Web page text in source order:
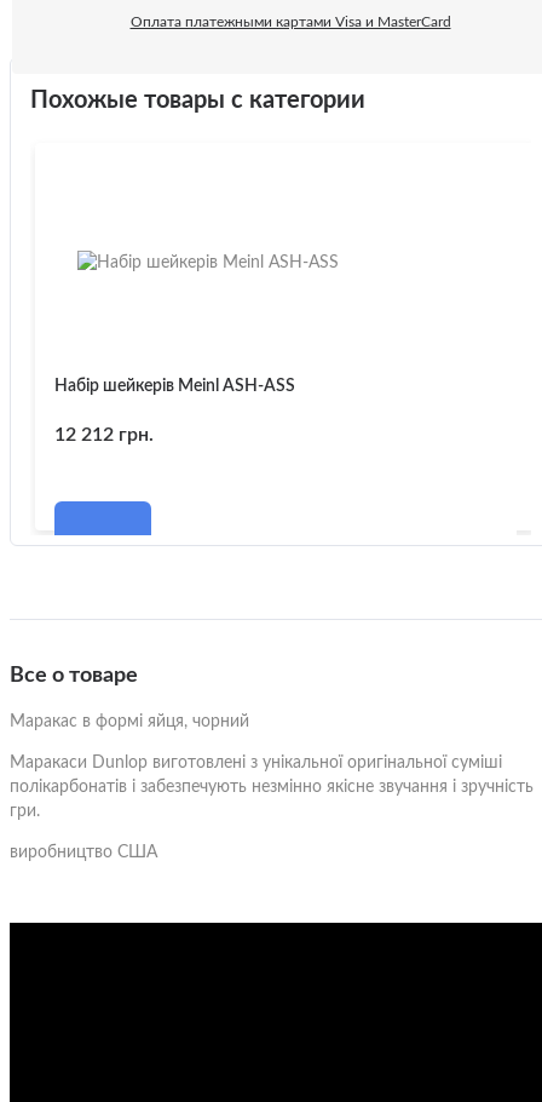
Оплата платежными картами Visa и MasterCard
Похожые товары с категории
Набір шейкерів Meinl ASH-ASS
12 212 грн.
Все о товаре
Маракас в формі яйця, чорний
Маракаси Dunlop виготовлені з унікальної оригінальної суміші
полікарбонатів і забезпечують незмінно якісне звучання і зручність
гри.
виробництво США